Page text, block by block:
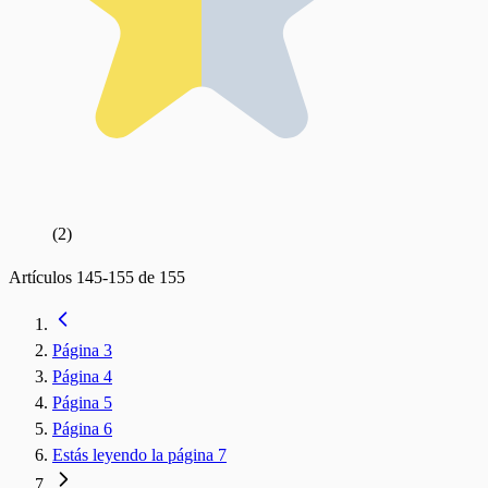
(2)
Artículos 145-155 de 155
Página 3
Página 4
Página 5
Página 6
Estás leyendo la página 7